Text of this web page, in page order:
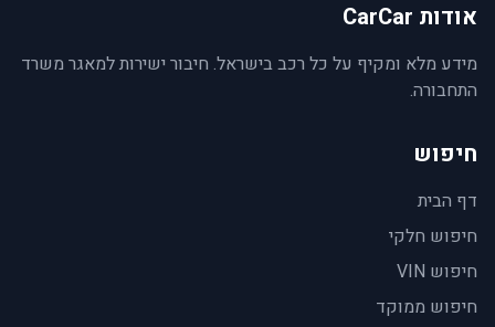
אודות CarCar
מידע מלא ומקיף על כל רכב בישראל. חיבור ישירות למאגר משרד
התחבורה.
חיפוש
דף הבית
חיפוש חלקי
חיפוש VIN
חיפוש ממוקד